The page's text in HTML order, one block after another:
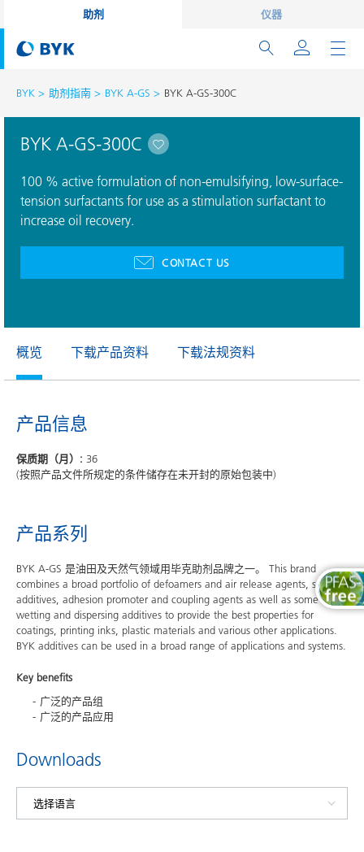
助剂 仪器
BYK 助剂指南 BYK A-GS BYK A-GS-300C
BYK A-GS-300C
100 % active formulation of non-emulsifying, low-surface-
tension surfactants for use as a stimulation surfactant to
increase oil recovery.
CONTACT US
概览 下载产品资料 下载法规资料
产品信息
保质期（月）: 36
(按照产品文件所规定的条件储存在未开封的原始包装中)
产品系列
BYK A-GS 是油田及天然气领域用毕克助剂品牌之一。 This brand
combines a broad portfolio of defoamers and air release agents, surface
additives, adhesion promoter and coupling agents as well as some
wetting and dispersing additives to provide the best properties for
coatings, printing inks, plastic materials and various other applications.
BYK additives can be used in a broad range of applications and systems.
Key benefits
广泛的产品组
广泛的产品应用
Downloads